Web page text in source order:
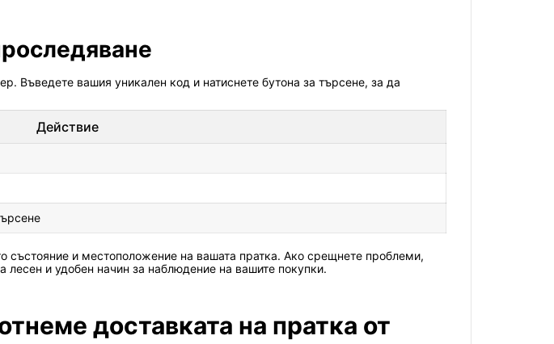
Въведете вашия уникален код и натиснете бутона за търсене, за да
Действие
и местоположение на вашата пратка. Ако срещнете проблеми,
лесен и удобен начин за наблюдение на вашите покупки.
доставката на пратка от